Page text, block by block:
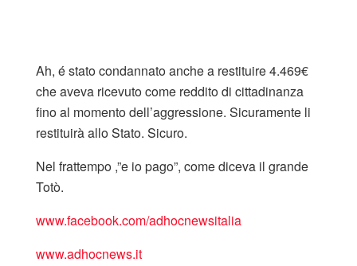
Ah, é stato condannato anche a restituire 4.469€
che aveva ricevuto come reddito di cittadinanza
fino al momento dell’aggressione. Sicuramente li
restituirà allo Stato. Sicuro.
Nel frattempo ,”e io pago”, come diceva il grande
Totò.
www.facebook.com/adhocnewsitalia
www.adhocnews.it